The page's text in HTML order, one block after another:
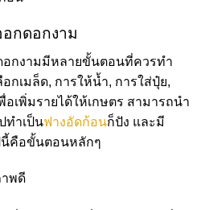
กดอกงาม
อกงามมีหลายขั้นตอนที่ควรทำ
กเมล็ด, การให้น้ำ, การใส่ปุ๋ย,
อเพิ่มรายได้ให้เกษตร สามารถนำ
ทำเป็นฟางอัดก้อนก็ปัง และมี
นี้คือขั้นตอนหลักๆ
พดี